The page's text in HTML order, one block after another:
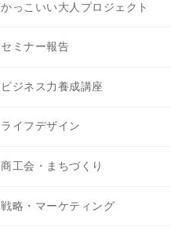
かっこいい大人プロジェクト
セミナー報告
ビジネス力養成講座
ライフデザイン
商工会・まちづくり
戦略・マーケティング